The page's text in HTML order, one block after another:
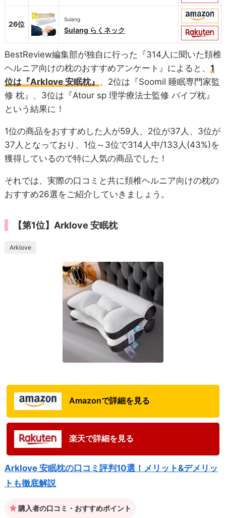
26位
Sulang
Sulang らくネック
BestReview編集部が独自に行った『314人に聞いた頚椎
ヘルニア向けの枕のおすすめアンケート』によると、 1
位は『Arklove 安眠枕』 、2位は『Soomil 睡眠専門家監
修 枕』、3位は『Atour sp 理学療法士監修 パイプ枕』
という結果に！
1位の商品をおすすめした人が59人、2位が37人、3位が
37人となっており、1位～3位で314人中/133人(43%)を
獲得しているので特に人気の商品でした！
それでは、実際の口コミと共に頚椎ヘルニア向けの枕の
おすすめ26選をご紹介していきましょう。
【第1位】Arklove 安眠枕
Arklove
Amazonで詳細を見る
楽天で詳細を見る
Arklove 安眠枕の口コミ評判10選！メリット&デメリッ
トも徹底解説
購入者の口コミ・おすすめポイント